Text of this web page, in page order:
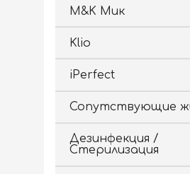
M&K Мик
Klio
iPerfect
Сопутствующие
Дезинфекция /
Стерилизация